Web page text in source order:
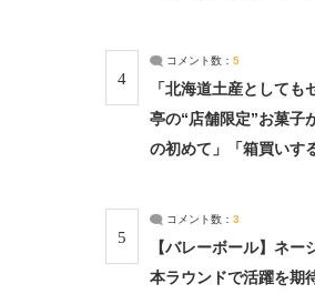
4
コメント数： 5
「北海道土産としても
亭の“店舗限定”お菓
の初めて」「箱買いす
5
コメント数： 3
【バレーボール】ネー
本ラウンドで活躍を期